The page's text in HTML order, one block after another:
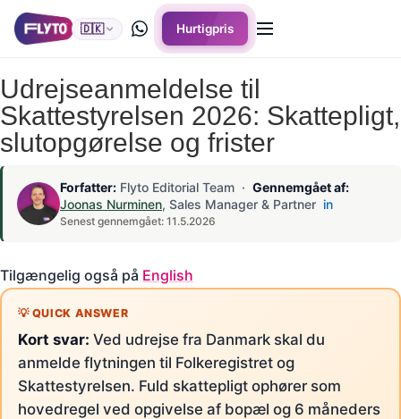
🇩🇰 Hurtigpris
Udrejseanmeldelse til
Skattestyrelsen 2026: Skattepligt,
slutopgørelse og frister
Forfatter: Flyto Editorial Team · Gennemgået af:
Joonas Nurminen, Sales Manager & Partner in
Senest gennemgået: 11.5.2026
Tilgængelig også på English
Kort svar: Ved udrejse fra Danmark skal du
anmelde flytningen til Folkeregistret og
Skattestyrelsen. Fuld skattepligt ophører som
hovedregel ved opgivelse af bopæl og 6 måneders